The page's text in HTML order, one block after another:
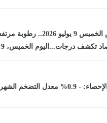
طقس الخميس 9 يوليو
تكشف درجات...اليوم الخميس، 9 يوليو 2026 05:03 صـ
التضخم الشهرى لشهر يونيو 2026